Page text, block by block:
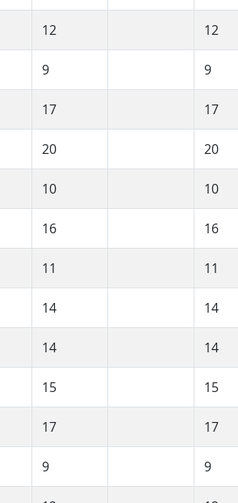
12 12
9 9
17 17
20 20
10 10
16 16
11 11
14 14
14 14
15 15
17 17
9 9